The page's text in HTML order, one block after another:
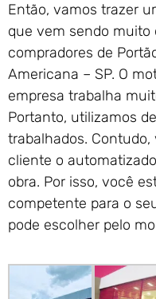
Então, vamos trazer
que vem sendo muito
compradores de
Americana – SP. O
empresa trabalha
Portanto, utilizamos
trabalhados.
cliente o
obra. Por isso, você
competente para o
pode escolher pelo